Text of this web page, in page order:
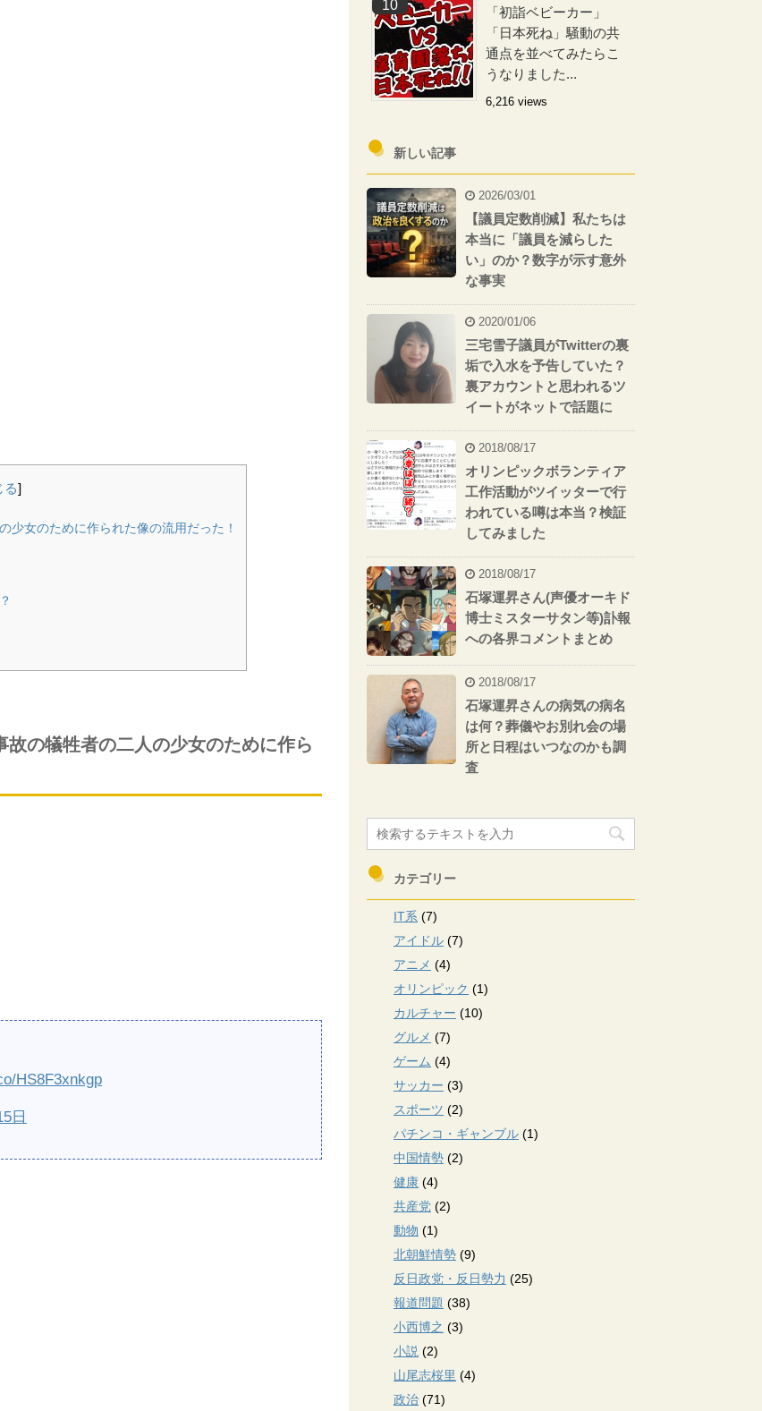
る]
少女のために作られた像の流用だった！
の犠牲者の二人の少女のために作ら
HS8F3xnkgp
日
「初詣ベビーカー」
「日本死ね」騒動の共
通点を並べてみたらこ
うなりました...
6,216 views
新しい記事
2026/03/01
【議員定数削減】私たちは
本当に「議員を減らした
い」のか？数字が示す意外
な事実
2020/01/06
三宅雪子議員がTwitterの裏
垢で入水を予告していた？
裏アカウントと思われるツ
イートがネットで話題に
2018/08/17
オリンピックボランティア
工作活動がツイッターで行
われている噂は本当？検証
してみました
2018/08/17
石塚運昇さん(声優オーキド
博士ミスターサタン等)訃報
への各界コメントまとめ
2018/08/17
石塚運昇さんの病気の病名
は何？葬儀やお別れ会の場
所と日程はいつなのかも調
査
カテゴリー
IT系 (7)
アイドル (7)
アニメ (4)
オリンピック (1)
カルチャー (10)
グルメ (7)
ゲーム (4)
サッカー (3)
スポーツ (2)
パチンコ・ギャンブル (1)
中国情勢 (2)
健康 (4)
共産党 (2)
動物 (1)
北朝鮮情勢 (9)
反日政党・反日勢力 (25)
報道問題 (38)
小西博之 (3)
小説 (2)
山尾志桜里 (4)
政治 (71)